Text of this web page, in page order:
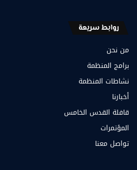
روابط سريعة
من نحن
برامج المنظمة
نشاطات المنظمة
أخبارنا
قافلة القدس الخامس
المؤتمرات
تواصل معنا